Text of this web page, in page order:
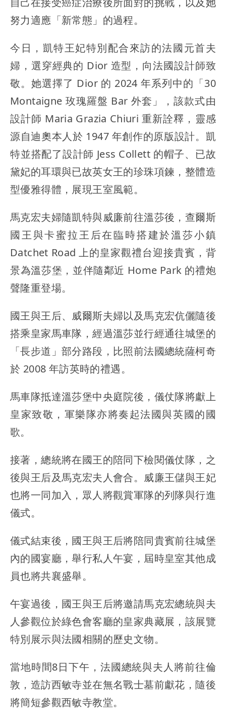
努力適應「新常態」的過程。
今日，凱特王妃特別配合來訪的法國元首夫
婦，選穿經典的 Dior 造型，向法國設計師致
敬。她選擇了 Dior 的 2024 年系列中的「30
Montaigne 玫瑰羅盤 Bar 外套」，該款式由
設計師 Maria Grazia Chiuri 重新詮釋，靈感
源自迪奧本人於 1947 年創作的原版設計。凱
特並搭配了設計師 Jess Collett 的帽子、已故
黛妃的耳環與已故英女王的珍珠項鍊，整體造
型優雅得體，展現王室風範。
馬克宏夫婦隨凱特與威廉前往溫莎後，查爾斯
國王與卡蜜拉王后在臨時搭建於溫莎小鎮
Datchet Road 上的皇家觀禮台迎接貴賓，背
景為溫莎堡，並伴隨鄰近 Home Park 的禮炮
聲隆重登場。
國王與王后、威爾斯夫婦以及馬克宏伉儷隨後
搭乘皇家馬車隊，經過溫莎並行經通往城堡的
「長步道」部分路段，比照前法國總統薩柯奇
於 2008 年訪英時的禮遇。
馬車隊抵達溫莎堡中央庭院後，儀仗隊將獻上
皇家致敬，軍樂隊亦將奏起法國與英國的國
歌。
接著，總統將在國王的陪同下檢閱儀仗隊，之
後與王后及馬克宏夫人會合。威廉王儲與王妃
也將一同加入，眾人將觀賞軍隊的列隊與行進
儀式。
儀式結束後，國王與王后將陪同貴賓前往城堡
內的國宴廳，舉行私人午宴，屆時皇室其他成
員也將共襄盛舉。
午宴過後，國王與王后將邀請馬克宏總統與夫
人參觀位於綠色會客廳的皇家典藏展，該展覽
特別展示與法國相關的歷史文物。
當地時間8日下午，法國總統與夫人將前往倫
敦，造訪西敏寺並在無名戰士墓前獻花，隨後
將簡短參觀西敏寺教堂。